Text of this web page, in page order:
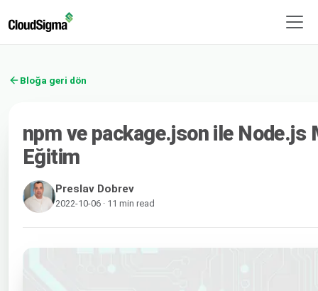
Bloğa geri dön
npm ve package.json ile Node.js
Eğitim
Preslav Dobrev
2022-10-06 · 11 min read